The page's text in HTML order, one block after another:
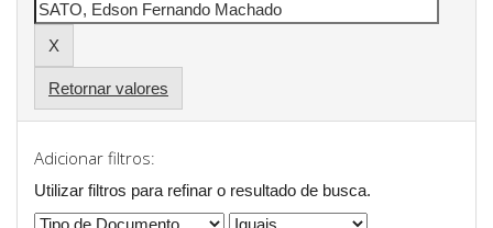
Retornar valores
Adicionar filtros:
Utilizar filtros para refinar o resultado de busca.